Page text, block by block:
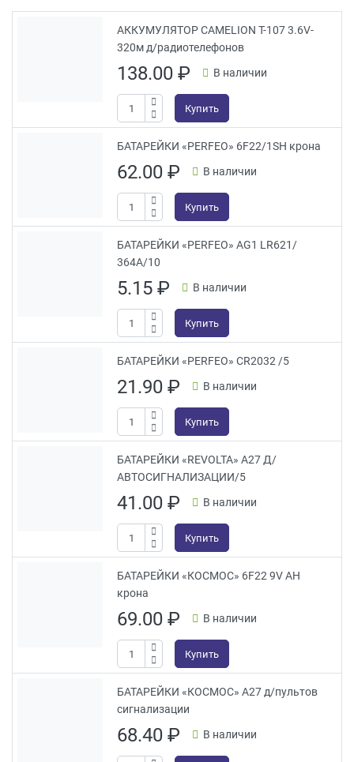
АККУМУЛЯТОР CAMELION Т-107 3.6V-
320м д/радиотелефонов
138.00₽ В наличии
Купить
БАТАРЕЙКИ «PERFEO» 6F22/1SH крона
62.00₽ В наличии
Купить
БАТАРЕЙКИ «PERFEO» AG1 LR621/
364A/10
5.15₽ В наличии
Купить
БАТАРЕЙКИ «PERFEO» CR2032 /5
21.90₽ В наличии
Купить
БАТАРЕЙКИ «REVOLTA» A27 Д/
АВТОСИГНАЛИЗАЦИИ/5
41.00₽ В наличии
Купить
БАТАРЕЙКИ «КОСМОС» 6F22 9V АН
крона
69.00₽ В наличии
Купить
БАТАРЕЙКИ «КОСМОС» A27 д/пультов
сигнализации
68.40₽ В наличии